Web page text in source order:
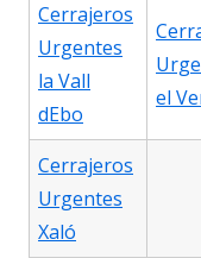
Cerrajeros
Urgentes
la Vall
dEbo
el
Cerrajeros
Urgentes
Xaló